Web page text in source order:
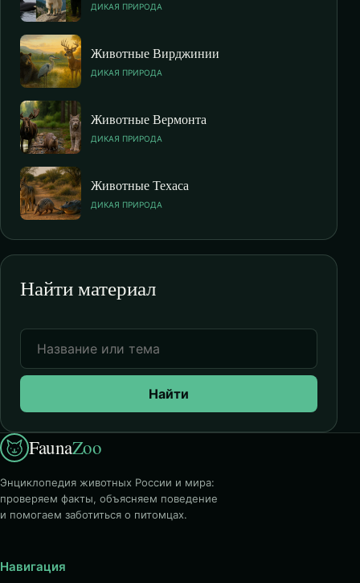
ДИКАЯ ПРИРОДА
Животные Вирджинии
ДИКАЯ ПРИРОДА
Животные Вермонта
ДИКАЯ ПРИРОДА
Животные Техаса
ДИКАЯ ПРИРОДА
Найти материал
Найти
FaunaZoo
Энциклопедия животных России и мира:
проверяем факты, объясняем поведение
и помогаем заботиться о питомцах.
Навигация